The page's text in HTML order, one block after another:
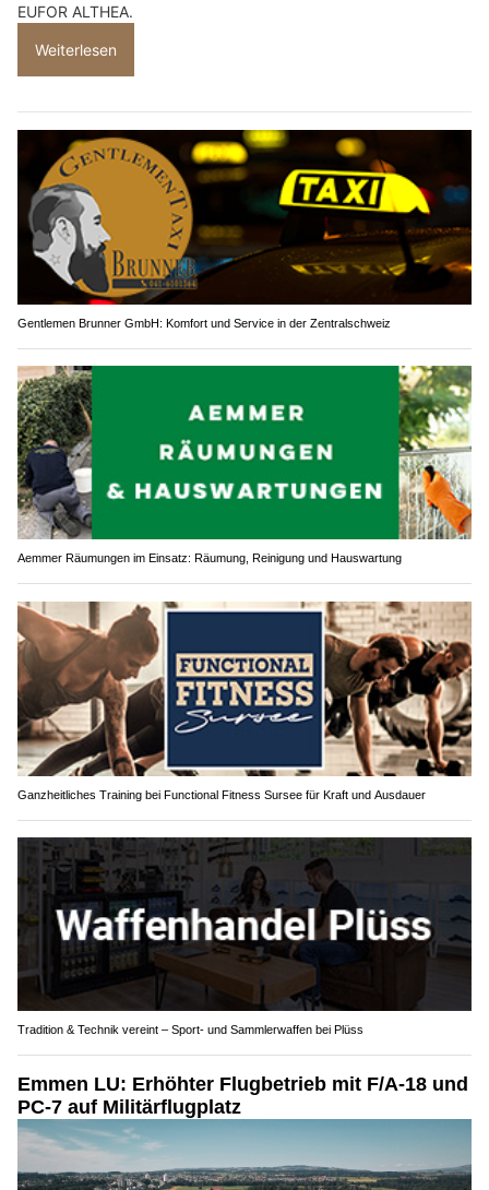
EUFOR ALTHEA.
Weiterlesen
Gentlemen Brunner GmbH: Komfort und Service in der Zentralschweiz
Aemmer Räumungen im Einsatz: Räumung, Reinigung und Hauswartung
Ganzheitliches Training bei Functional Fitness Sursee für Kraft und Ausdauer
Tradition & Technik vereint – Sport- und Sammlerwaffen bei Plüss
Emmen LU: Erhöhter Flugbetrieb mit F/A-18 und
PC-7 auf Militärflugplatz